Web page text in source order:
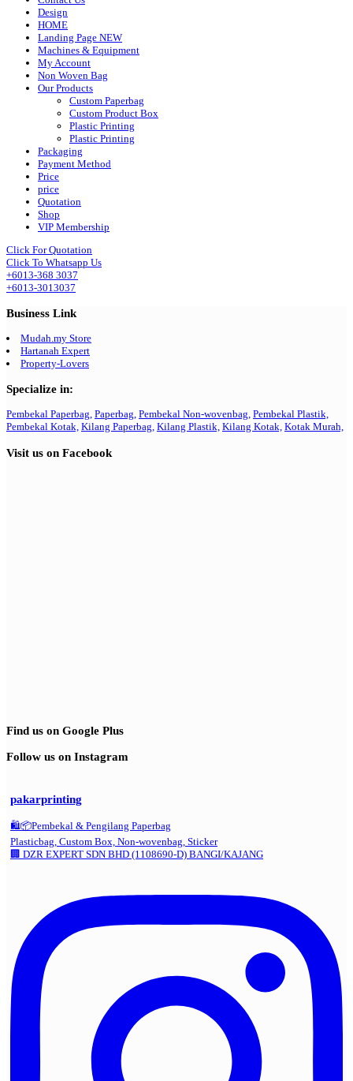
Design
HOME
Landing Page NEW
Machines & Equipment
My Account
Non Woven Bag
Our Products
Custom Paperbag
Custom Product Box
Plastic Printing
Plastic Printing
Packaging
Payment Method
Price
price
Quotation
Shop
VIP Membership
Click For Quotation
Click To Whatsapp Us
+6013-368 3037
+6013-3013037
Business Link
Mudah.my Store
Hartanah Expert
Property-Lovers
Specialize in:
Pembekal Paperbag, Paperbag, Pembekal Non-wovenbag, Pembekal Plastik,
Pembekal Kotak, Kilang Paperbag, Kilang Plastik, Kilang Kotak, Kotak Murah,
Visit us on Facebook
Find us on Google Plus
Follow us on Instagram
pakarprinting
🛍️📦Pembekal & Pengilang Paperbag
Plasticbag, Custom Box, Non-wovenbag, Sticker
🏢 DZR EXPERT SDN BHD (1108690-D) BANGI/KAJANG